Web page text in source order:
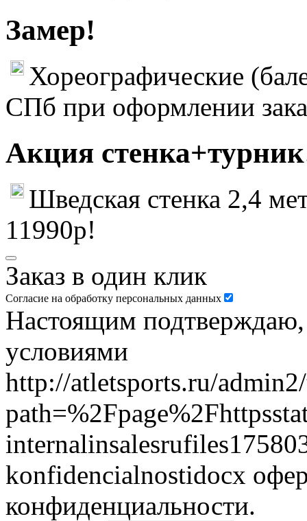
Замер!
Хореографические
СПб при оформлении
Акция
Шведская стенка 2,4
11990р!
Заказ в один клик
Согласие на обработку персональных данных
Настоящим подтверждаю,
условиями
http://atletsports.ru/
konfidencialnostidocx
конфиденциальности.